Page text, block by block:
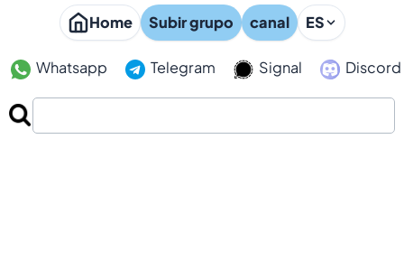
Home Subir grupo canal ES
Whatsapp Telegram Signal Discord